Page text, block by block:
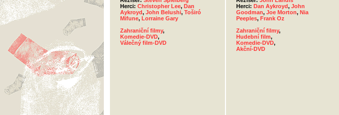
Herci: Christopher Lee, Dan
Aykroyd, John Belushi, Toširó
Mifune, Lorraine Gary
Zahraniční filmy,
Komedie-DVD,
Válečný film-DVD
Herci: Dan Aykroyd, John
Goodman, Joe Morton, Nia
Peeples, Frank Oz
Zahraniční filmy,
Hudební film,
Komedie-DVD,
Akční-DVD